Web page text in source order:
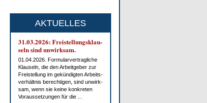
AKTUELLES
31.03.2026: Frei­stel­lungs­klau­
seln sind un­wirk­sam.
01.04.2026. For­mu­lar­ver­trag­li­che
Klau­seln, die den Ar­beit­ge­ber zur
Frei­stel­lung im ge­kün­dig­ten Ar­beits­
ver­hält­nis be­rech­ti­gen, sind un­wirk­
sam, wenn sie kei­ne kon­kre­ten
Vor­aus­set­zun­gen für die ...